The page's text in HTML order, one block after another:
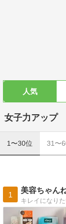
人気
女子力アップ
1〜30位 31〜
1
美容ちゃん